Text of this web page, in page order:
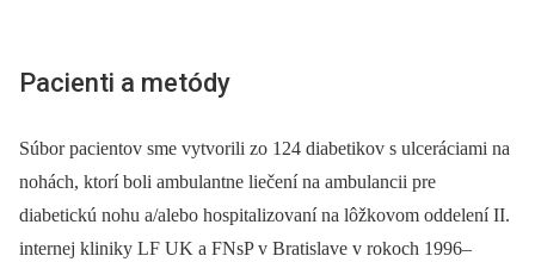
Pacienti a metódy
Súbor pacientov sme vytvorili zo 124 diabetikov s ulceráciami na
nohách, ktorí boli ambulantne liečení na ambulancii pre
diabetickú nohu a/alebo hospitalizovaní na lôžkovom oddelení II.
internej kliniky LF UK a FNsP v Bratislave v rokoch 1996–